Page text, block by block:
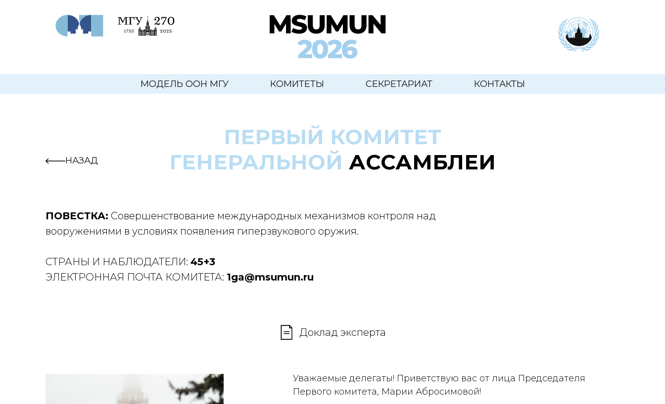
МОДЕЛЬ ООН МГУ КОМИТЕТЫ СЕКРЕТАРИАТ КОНТАКТЫ
ПЕРВЫЙ КОМИТЕТ
ГЕНЕРАЛЬНОЙ АССАМБЛЕИ
НАЗАД
ПОВЕСТКА: Совершенствование международных механизмов контроля над
вооружениями в условиях появления гиперзвукового оружия.
СТРАНЫ И НАБЛЮДАТЕЛИ: 45+3
ЭЛЕКТРОННАЯ ПОЧТА КОМИТЕТА: 1ga@msumun.ru
Доклад эксперта
Уважаемые делегаты! Приветствую вас от лица Председателя
Первого комитета, Марии Абросимовой!